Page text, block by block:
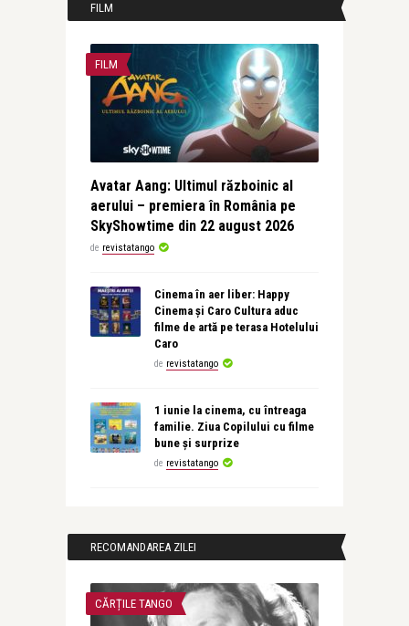
FILM
FILM
Avatar Aang: Ultimul războinic al
aerului – premiera în România pe
SkyShowtime din 22 august 2026
de revistatango
Cinema în aer liber: Happy
Cinema și Caro Cultura aduc
filme de artă pe terasa Hotelului
Caro
de revistatango
1 iunie la cinema, cu întreaga
familie. Ziua Copilului cu filme
bune și surprize
de revistatango
RECOMANDAREA ZILEI
CĂRȚILE TANGO